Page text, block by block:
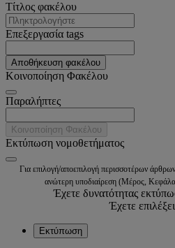
Tίτλος φακέλου
Επεξεργασία tags
Αποθήκευση φακέλου
Κοινοποίηση Φακέλου
Παραλήπτες
Κοινοποίηση Φακέλου
Εκτύπωση νομοθετήματος
Για επιλογή/αποεπιλογή περισσοτέρων
ανώτερη υποδιαίρεση (Μέρος,
Έχετε δυνατότητας
Έχετε επιλέξει
Εκτύπωση